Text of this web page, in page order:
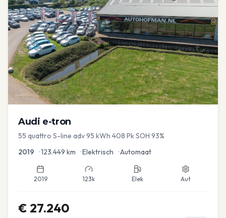
Audi e-tron
55 quattro S-line adv 95 kWh 408 Pk SOH 93%
2019 •123.449 km •Elektrisch •Automaat
2019 123k Elek Aut
€ 27.240